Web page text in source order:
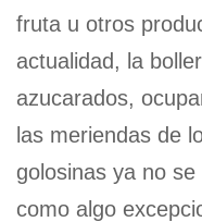
fruta u otros
actualidad, la
azucarados,
las meriendas de
golosinas ya no
como algo